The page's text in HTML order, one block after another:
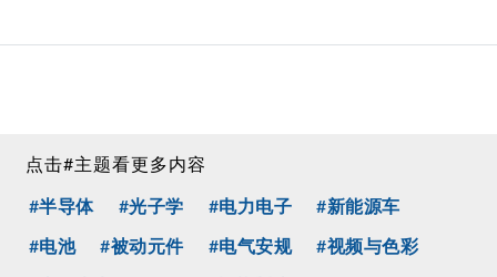
点击#主题看更多内容
#半导体 #光子学 #电力电子 #新能源车
#电池 #被动元件 #电气安规 #视频与色彩